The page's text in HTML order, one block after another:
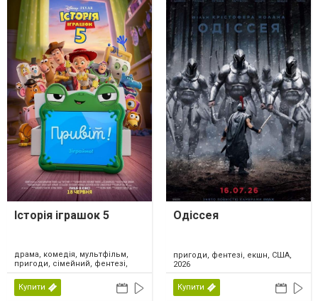
Історія іграшок 5
драма, комедія, мультфільм,
пригоди, сімейний, фентезі,
США, 2026
Купити
Одіссея
пригоди, фентезі, екшн, США,
2026
Купити